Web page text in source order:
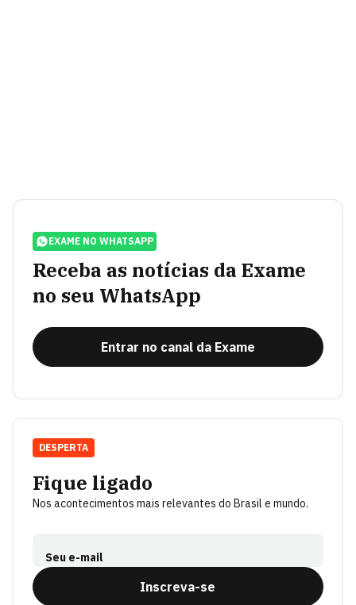
EXAME NO WHATSAPP
Receba as notícias da Exame
no seu WhatsApp
Entrar no canal da Exame
Fique ligado
Nos acontecimentos mais relevantes do Brasil e mundo.
Seu e-mail
Inscreva-se
DESPERTA